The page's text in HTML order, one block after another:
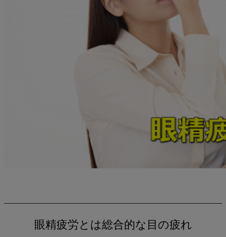
眼精疲労とは総合的な目の疲れ